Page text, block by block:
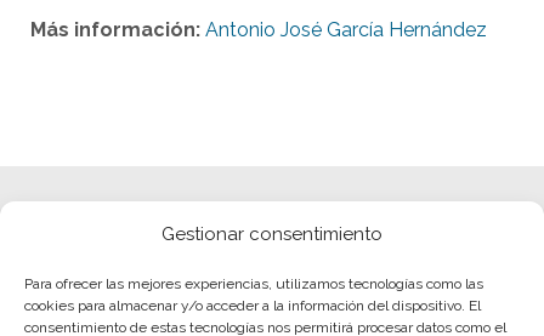
Gestionar consentimiento
Para ofrecer las mejores experiencias, utilizamos tecnologías como las
cookies para almacenar y/o acceder a la información del dispositivo. El
consentimiento de estas tecnologías nos permitirá procesar datos como el
Más información: Antonio José García Hernández